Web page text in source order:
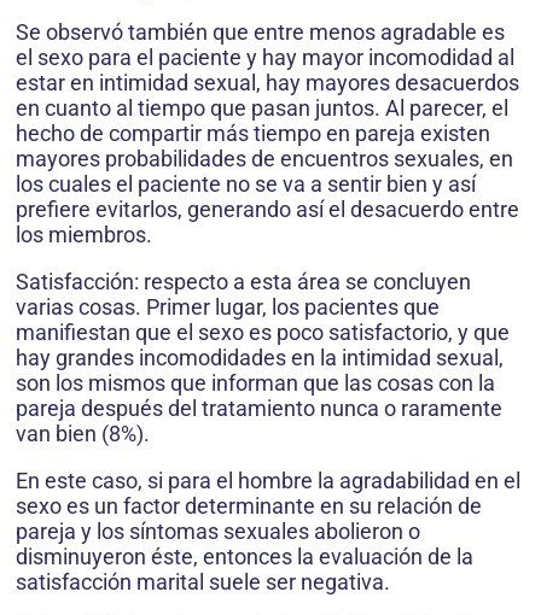
Se observó también que entre menos agra­dable es
el sexo para el paciente y hay mayor incomodidad al
estar en intimidad sexual, hay mayores desacuerdos
en cuanto al tiempo que pasan juntos. Al parecer, el
hecho de compartir más tiempo en pareja existen
mayores proba­bilidades de encuentros sexuales, en
los cuales el paciente no se va a sentir bien y así
prefiere evitarlos, generando así el desacuerdo entre
los miembros.
Satisfacción: respecto a esta área se con­cluyen
varias cosas. Primer lugar, los pa­cientes que
manifiestan que el sexo es poco sa­tisfactorio, y que
hay grandes incomodidades en la intimidad sexual,
son los mismos que informan que las cosas con la
pareja después del tratamiento nunca o raramente
van bien (8%).
En este caso, si para el hombre la agra­dabilidad en el
sexo es un factor determinante en su relación de
pareja y los síntomas sexua­les abolieron o
disminuyeron éste, entonces la evaluación de la
satisfacción marital suele ser negativa.